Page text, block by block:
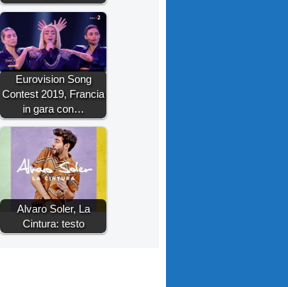
Eurovision Song
Contest 2019, Francia
in gara con…
Alvaro Soler, La
Cintura: testo